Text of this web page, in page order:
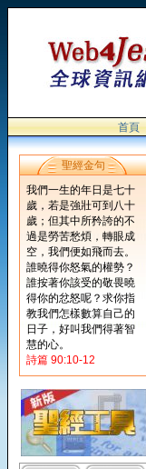
首頁
聖經金句
我們一生的年日是七十
歲，若是強壯可到八十
歲；但其中所矜誇的不
過是勞苦愁煩，轉眼成
空，我們便如飛而去。
誰曉得你怒氣的權勢？
誰按著你該受的敬畏曉
得你的忿怒呢？求你指
教我們怎樣數算自己的
日子，好叫我們得著智
慧的心。
詩篇 90:10-12